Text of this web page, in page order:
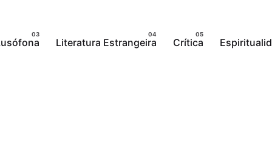
Literatura Estrangeira Crítica